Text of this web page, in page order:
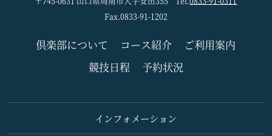
Fax.0833-91-1202
倶楽部について コース紹介
ご利用案内
競技日程
予約状況
インフォメーション